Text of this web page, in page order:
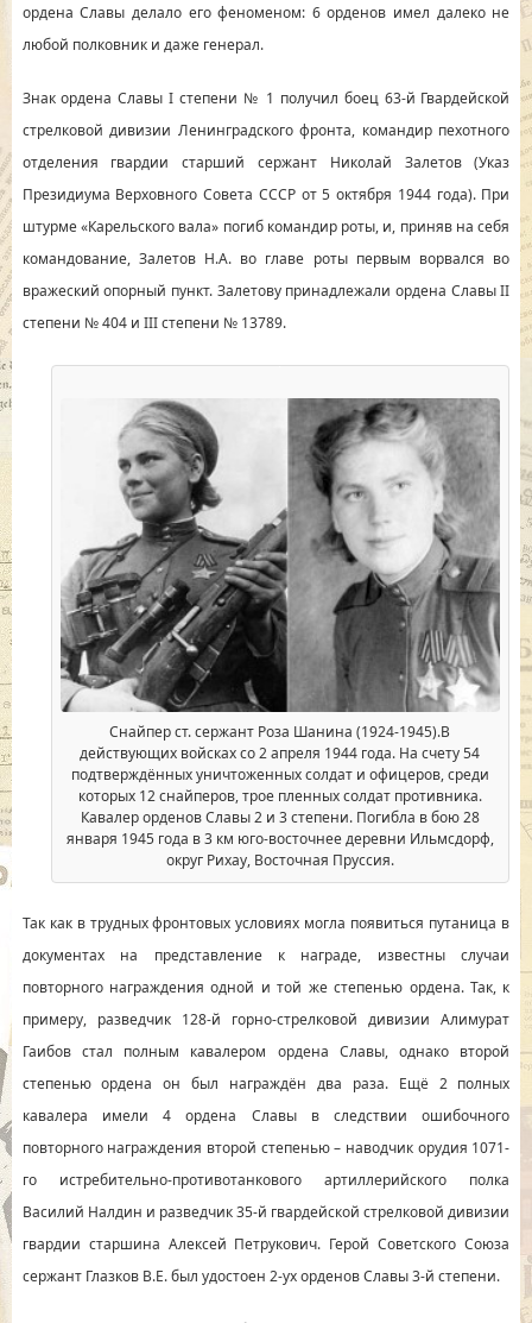
ордена Славы делало его феноменом: 6 орденов имел далеко не
любой полковник и даже генерал.
Знак ордена Славы I степени № 1 получил боец 63-й Гвардейской
стрелковой дивизии Ленинградского фронта, командир пехотного
отделения гвардии старший сержант Николай Залетов (Указ
Президиума Верховного Совета СССР от 5 октября 1944 года). При
штурме «Карельского вала» погиб командир роты, и, приняв на себя
командование, Залетов Н.А. во главе роты первым ворвался во
вражеский опорный пункт. Залетову принадлежали ордена Славы II
степени № 404 и III степени № 13789.
Снайпер ст. сержант Роза Шанина (1924-1945).В
действующих войсках со 2 апреля 1944 года. На счету 54
подтверждённых уничтоженных солдат и офицеров, среди
которых 12 снайперов, трое пленных солдат противника.
Кавалер орденов Славы 2 и 3 степени. Погибла в бою 28
января 1945 года в 3 км юго-восточнее деревни Ильмсдорф,
округ Рихау, Восточная Пруссия.
Так как в трудных фронтовых условиях могла появиться путаница в
документах на представление к награде, известны случаи
повторного награждения одной и той же степенью ордена. Так, к
примеру, разведчик 128-й горно-стрелковой дивизии Алимурат
Гаибов стал полным кавалером ордена Славы, однако второй
степенью ордена он был награждён два раза. Ещё 2 полных
кавалера имели 4 ордена Славы в следствии ошибочного
повторного награждения второй степенью – наводчик орудия 1071-
го истребительно-противотанкового артиллерийского полка
Василий Налдин и разведчик 35-й гвардейской стрелковой дивизии
гвардии старшина Алексей Петрукович. Герой Советского Союза
сержант Глазков В.Е. был удостоен 2-ух орденов Славы 3-й степени.